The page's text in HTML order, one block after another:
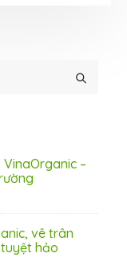
–
vê trân
hảo